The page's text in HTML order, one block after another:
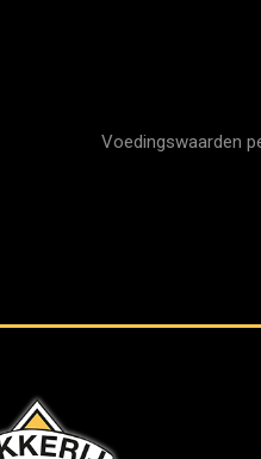
Voedingswaarden